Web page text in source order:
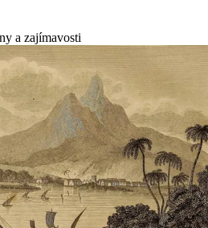
a zajímavosti